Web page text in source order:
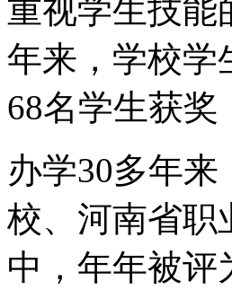
重视学生技能
年来，学校学
68名学生获
办学30多年
校、河南省职
中，年年被评